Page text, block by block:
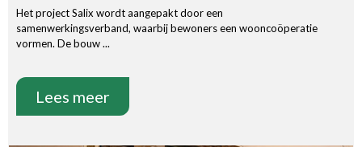
Het project Salix wordt aangepakt door een
samenwerkingsverband, waarbij bewoners een wooncoöperatie
vormen. De bouw ...
Lees meer